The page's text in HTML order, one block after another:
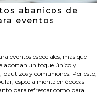
abanicos de
eventos
eventos especiales, más que
aportan un toque único y
bautizos y comuniones. Por esto,
especialmente en épocas
para refrescar como para